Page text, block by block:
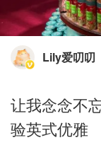
Lily爱叨叨
让我念念不
验英式优雅